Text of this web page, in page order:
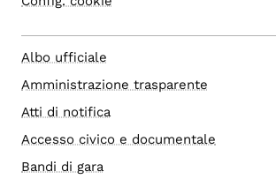
Albo ufficiale
Amministrazione trasparente
Atti di notifica
Accesso civico e documentale
Bandi di gara